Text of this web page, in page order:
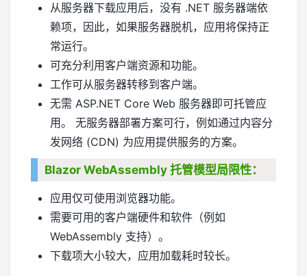
从服务器下载应用后，没有 .NET 服务器端依
赖项，因此，如果服务器脱机，应用将保持正
常运行。
可充分利用客户端资源和功能。
工作可从服务器转移到客户端。
无需 ASP.NET Core Web 服务器即可托管应
用。 无服务器部署方案可行，例如通过内容分
发网络 (CDN) 为应用提供服务的方案。
Blazor WebAssembly 托管模型局限性：
应用仅可使用浏览器功能。
需要可用的客户端硬件和软件（例如
WebAssembly 支持）。
下载项大小较大，应用加载耗时较长。